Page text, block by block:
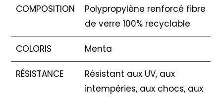
COMPOSITION
Polypropylène renforcé fibre
de verre 100% recyclable
COLORIS Menta
RÉSISTANCE
Résistant aux UV, aux
intempéries, aux chocs, aux